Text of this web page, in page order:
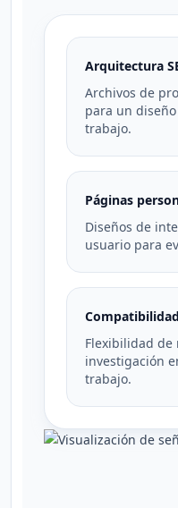
Arquitectura
Archivos de
para un
trabajo.
Páginas
Diseños de
usuario para
Flexibilidad de
investigación
trabajo.